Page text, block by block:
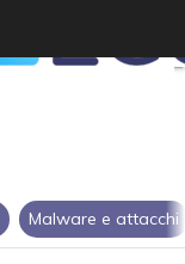
Malware e attacchi